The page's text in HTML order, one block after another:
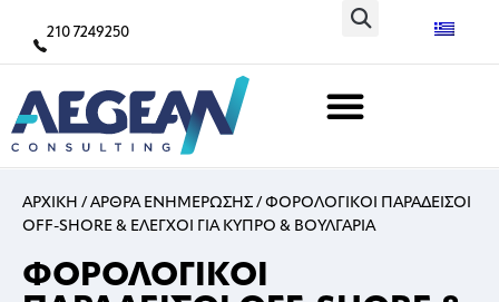
210 7249250
ΑΡΧΙΚΗ / ΑΡΘΡΑ ΕΝΗΜΕΡΩΣΗΣ / ΦΟΡΟΛΟΓΙΚΟΙ ΠΑΡΑΔΕΙΣΟΙ
OFF-SHORE & ΕΛΕΓΧΟΙ ΓΙΑ ΚΥΠΡΟ & ΒΟΥΛΓΑΡΙΑ
ΦΟΡΟΛΟΓΙΚΟΙ